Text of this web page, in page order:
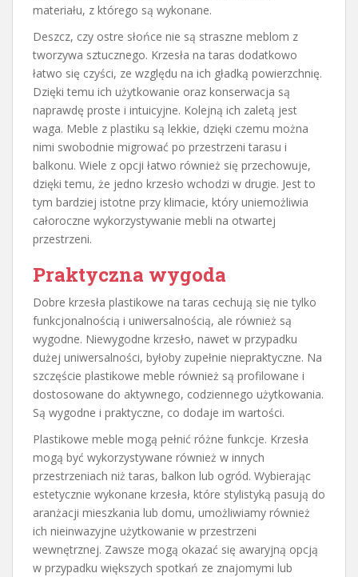
materiału, z którego są wykonane.
Deszcz, czy ostre słońce nie są straszne meblom z
tworzywa sztucznego. Krzesła na taras dodatkowo
łatwo się czyści, ze względu na ich gładką powierzchnię.
Dzięki temu ich użytkowanie oraz konserwacja są
naprawdę proste i intuicyjne. Kolejną ich zaletą jest
waga. Meble z plastiku są lekkie, dzięki czemu można
nimi swobodnie migrować po przestrzeni tarasu i
balkonu. Wiele z opcji łatwo również się przechowuje,
dzięki temu, że jedno krzesło wchodzi w drugie. Jest to
tym bardziej istotne przy klimacie, który uniemożliwia
całoroczne wykorzystywanie mebli na otwartej
przestrzeni.
Praktyczna wygoda
Dobre krzesła plastikowe na taras cechują się nie tylko
funkcjonalnością i uniwersalnością, ale również są
wygodne. Niewygodne krzesło, nawet w przypadku
dużej uniwersalności, byłoby zupełnie niepraktyczne. Na
szczęście plastikowe meble również są profilowane i
dostosowane do aktywnego, codziennego użytkowania.
Są wygodne i praktyczne, co dodaje im wartości.
Plastikowe meble mogą pełnić różne funkcje. Krzesła
mogą być wykorzystywane również w innych
przestrzeniach niż taras, balkon lub ogród. Wybierając
estetycznie wykonane krzesła, które stylistyką pasują do
aranżacji mieszkania lub domu, umożliwiamy również
ich nieinwazyjne użytkowanie w przestrzeni
wewnętrznej. Zawsze mogą okazać się awaryjną opcją
w przypadku większych spotkań ze znajomymi lub